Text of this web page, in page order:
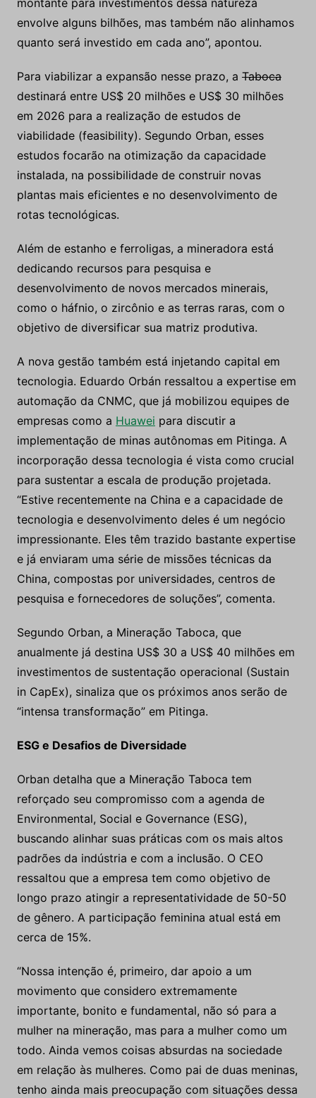
montante para investimentos dessa natureza
envolve alguns bilhões, mas também não alinhamos
quanto será investido em cada ano”, apontou.
Para viabilizar a expansão nesse prazo, a Taboca
destinará entre US$ 20 milhões e US$ 30 milhões
em 2026 para a realização de estudos de
viabilidade (feasibility). Segundo Orban, esses
estudos focarão na otimização da capacidade
instalada, na possibilidade de construir novas
plantas mais eficientes e no desenvolvimento de
rotas tecnológicas.
Além de estanho e ferroligas, a mineradora está
dedicando recursos para pesquisa e
desenvolvimento de novos mercados minerais,
como o háfnio, o zircônio e as terras raras, com o
objetivo de diversificar sua matriz produtiva.
A nova gestão também está injetando capital em
tecnologia. Eduardo Orbán ressaltou a expertise em
automação da CNMC, que já mobilizou equipes de
empresas como a Huawei para discutir a
implementação de minas autônomas em Pitinga. A
incorporação dessa tecnologia é vista como crucial
para sustentar a escala de produção projetada.
“Estive recentemente na China e a capacidade de
tecnologia e desenvolvimento deles é um negócio
impressionante. Eles têm trazido bastante expertise
e já enviaram uma série de missões técnicas da
China, compostas por universidades, centros de
pesquisa e fornecedores de soluções”, comenta.
Segundo Orban, a Mineração Taboca, que
anualmente já destina US$ 30 a US$ 40 milhões em
investimentos de sustentação operacional (Sustain
in CapEx), sinaliza que os próximos anos serão de
“intensa transformação” em Pitinga.
ESG e Desafios de Diversidade
Orban detalha que a Mineração Taboca tem
reforçado seu compromisso com a agenda de
Environmental, Social e Governance (ESG),
buscando alinhar suas práticas com os mais altos
padrões da indústria e com a inclusão. O CEO
ressaltou que a empresa tem como objetivo de
longo prazo atingir a representatividade de 50-50
de gênero. A participação feminina atual está em
cerca de 15%.
“Nossa intenção é, primeiro, dar apoio a um
movimento que considero extremamente
importante, bonito e fundamental, não só para a
mulher na mineração, mas para a mulher como um
todo. Ainda vemos coisas absurdas na sociedade
em relação às mulheres. Como pai de duas meninas,
tenho ainda mais preocupação com situações dessa